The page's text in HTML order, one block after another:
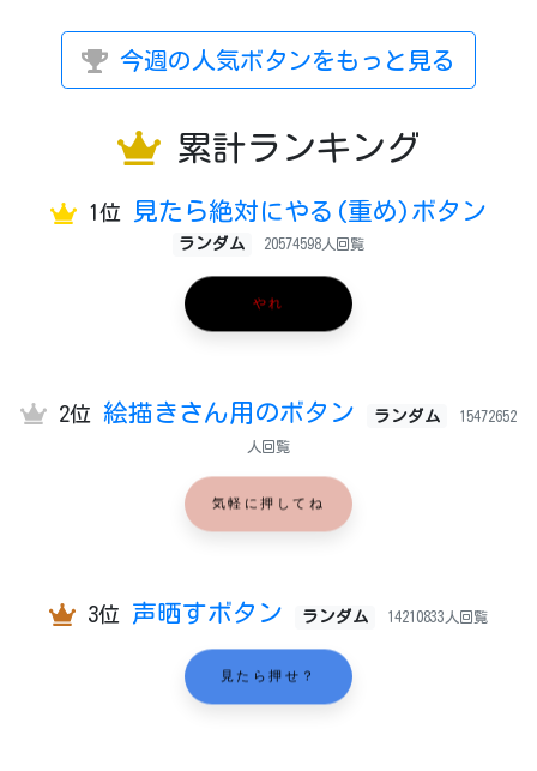
今週の人気ボタンをもっと見る
累計ランキング
1位 見たら絶対にやる(重め)ボタン
ランダム 20574598人回覧
やれ
2位 絵描きさん用のボタン ランダム 15472652
人回覧
気軽に押してね
3位 声晒すボタン ランダム 14210833人回覧
見たら押せ？